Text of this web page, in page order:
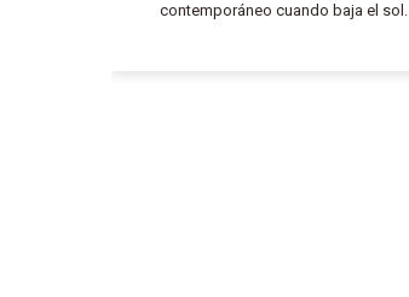
contemporáneo cuando baja el sol.